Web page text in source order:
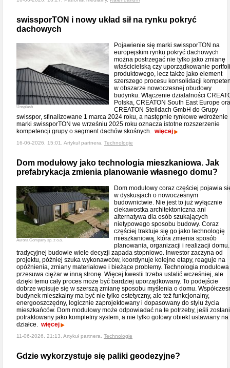
swissporTON i nowy układ sił na rynku pokryć
dachowych
Unsplash
Pojawienie się marki swissporTON na
europejskim rynku pokryć dachowych
można postrzegać nie tylko jako zmianę
właścicielską czy uporządkowanie
produktowego, lecz także jako element
szerszego procesu konsolidacji
w obszarze nowoczesnej obudowy
budynku. Włączenie działalności
Polska, CREATON South East Europe
CREATON Steildach GmbH do Grupy
swisspor, sfinalizowane 1 marca 2024 roku, a następnie rynkowe wdrożenie
marki swissporTON we wrześniu 2025 roku oznacza istotne rozszerzenie
kompetencji grupy o segment dachów skośnych. więcej
16-06-2026, 15:01, Artykuł partnera, Technologie
Dom modułowy jako technologia mieszkaniowa. Jak
prefabrykacja zmienia planowanie własnego domu?
Aurora Company sp. z o.o.
Dom modułowy coraz częściej pojawia
w dyskusjach o nowoczesnym
budownictwie. Nie jest to już wyłącznie
ciekawostka architektoniczna ani
alternatywa dla osób szukających
nietypowego sposobu budowy. Coraz
częściej traktuje się go jako technologię
mieszkaniową, która zmienia sposób
planowania, organizacji i realizacji
tradycyjnej budowie wiele decyzji zapada stopniowo. Inwestor zaczyna od
projektu, później szuka wykonawców, koordynuje kolejne etapy, reaguje na
opóźnienia, zmiany materiałowe i bieżące problemy. Technologia modułowa
przesuwa ciężar w inną stronę. Więcej kwestii trzeba ustalić wcześniej, ale
dzięki temu cały proces może być bardziej uporządkowany. To podejście
dobrze wpisuje się w szerszą zmianę sposobu myślenia o domu.
budynek mieszkalny ma być nie tylko estetyczny, ale też funkcjonalny,
energooszczędny, logicznie zaprojektowany i dopasowany do stylu życia
mieszkańców. Dom modułowy może odpowiadać na te potrzeby, jeśli
potraktowany jako kompletny system, a nie tylko gotowy obiekt ustawiany na
działce. więcej
11-06-2026, 21:13, Artykuł partnera, Technologie
Gdzie wykorzystuje się paliki geodezyjne?